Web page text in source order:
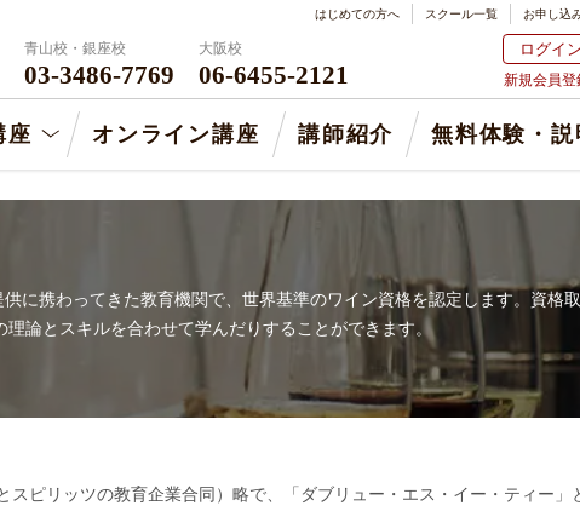
青山校・銀座校
03-3486-7769
大阪校
06-6455-2121
ログイン
新規会員登
はじめての方へ スクール一覧 お申し込
座 オンライン講座 講師紹介 無料体験・説
に携わってきた教育機関で、世界基準のワイン資格を認定します。資格
論とスキルを合わせて学んだりすることができます。
ピリッツの教育企業合同）略で、「ダブリュー・エス・イー・ティー」